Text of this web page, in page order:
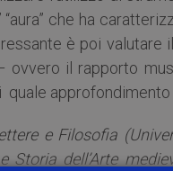
che ha
è poi
ovvero il rapporto
e Filosofia
Storia dell’Arte